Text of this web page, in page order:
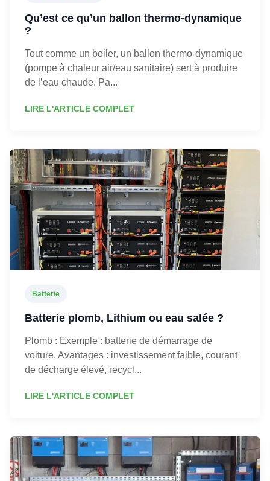
Qu’est ce qu’un ballon thermo-dynamique
?
Tout comme un boiler, un ballon thermo-dynamique
(pompe à chaleur air/eau sanitaire) sert à produire
de l’eau chaude. Pa...
LIRE L'ARTICLE COMPLET
Batterie
Batterie plomb, Lithium ou eau salée ?
Plomb : Exemple : batterie de démarrage de
voiture. Avantages : investissement faible, courant
de décharge élevé, recycl...
LIRE L'ARTICLE COMPLET